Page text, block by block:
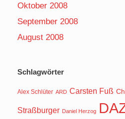
Oktober 2008
September 2008
August 2008
Schlagwörter
Alex Schlüter ARD Carsten Fuß
Straßburger Daniel Herzog